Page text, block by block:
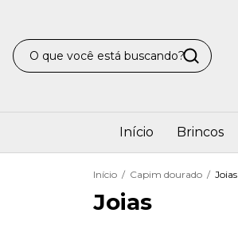
Início Brincos
Início / Capim dourado / Joias
Joias